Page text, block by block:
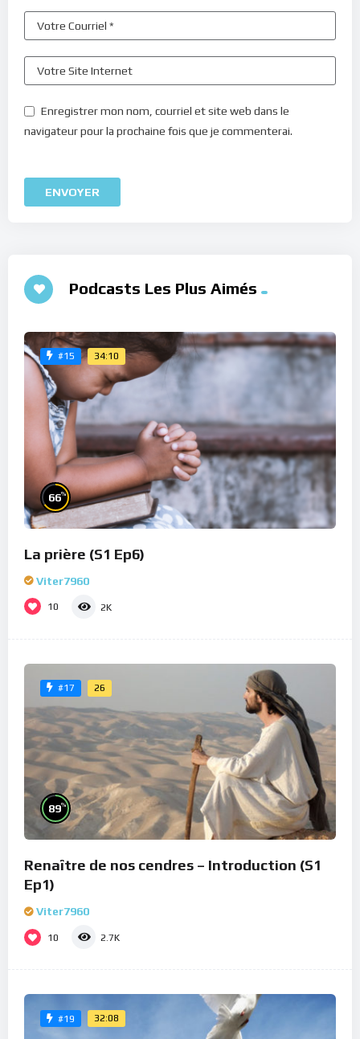
Enregistrer mon nom, courriel et site web dans le
navigateur pour la prochaine fois que je commenterai.
Podcasts Les Plus Aimés
#15 34:10
66%
La prière (S1 Ep6)
Viter7960
10 2K
#17 26
89%
Renaître de nos cendres – Introduction (S1
Ep1)
Viter7960
10 2.7K
#19 32:08